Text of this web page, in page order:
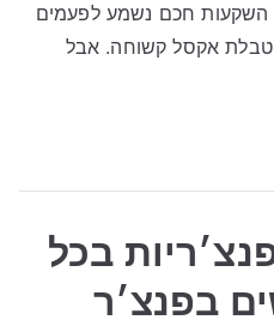
השקעות חכם נשמע לפעמים
טבלת אקסל קשוחה. אבל
בכל
בפנצ׳ר